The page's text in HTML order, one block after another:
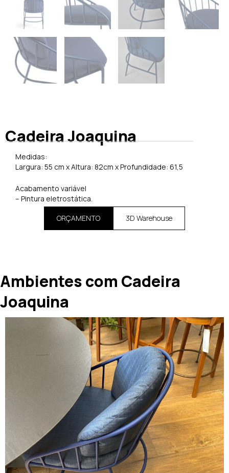
Cadeira Joaquina
Medidas:
Largura: 55 cm x Altura: 82cm x Profundidade: 61,5
Acabamento variável
– Pintura eletrostática.
ORÇAMENTO
3D Warehouse
Ambientes com Cadeira
Joaquina